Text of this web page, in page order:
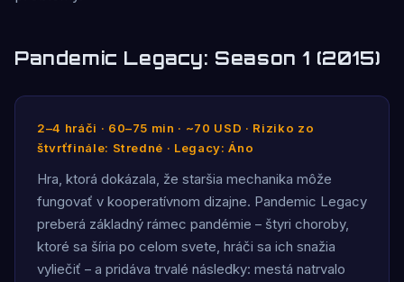
Pandemic Legacy: Season 1 (2015)
2–4 hráči · 60–75 min · ~70 USD · Riziko zo
štvrťfinále: Stredné · Legacy: Áno
Hra, ktorá dokázala, že staršia mechanika môže
fungovať v kooperatívnom dizajne. Pandemic Legacy
preberá základný rámec pandémie – štyri choroby,
ktoré sa šíria po celom svete, hráči sa ich snažia
vyliečiť – a pridáva trvalé následky: mestá natrvalo